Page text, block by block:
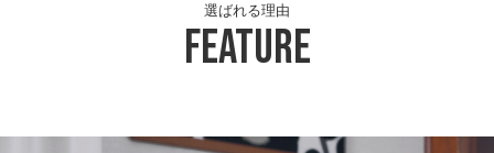
Feature
選ばれる理由